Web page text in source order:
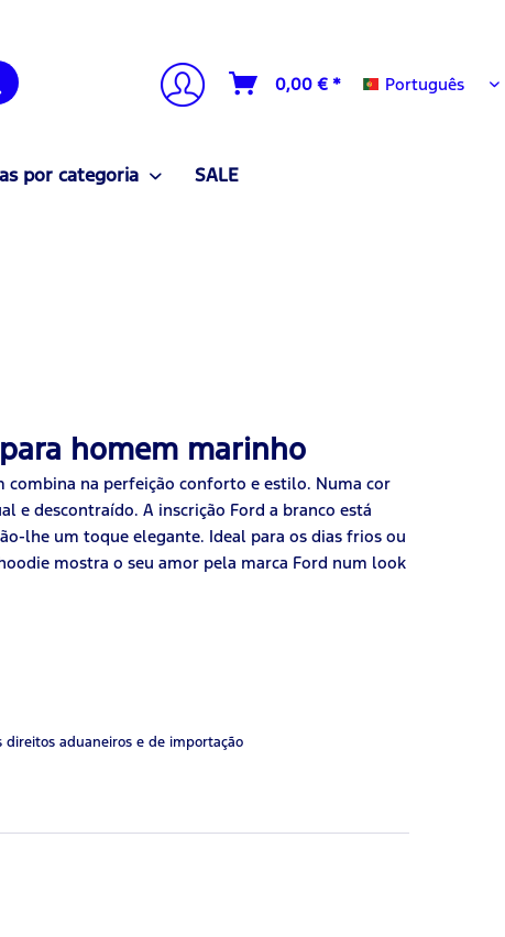
0,00 € * Português
Português
por categoria SALE
homem marinho
combina na perfeição conforto e estilo. Numa cor
e descontraído. A inscrição Ford a branco está
lhe um toque elegante. Ideal para os dias frios ou
mostra o seu amor pela marca Ford num look
direitos aduaneiros e de importação